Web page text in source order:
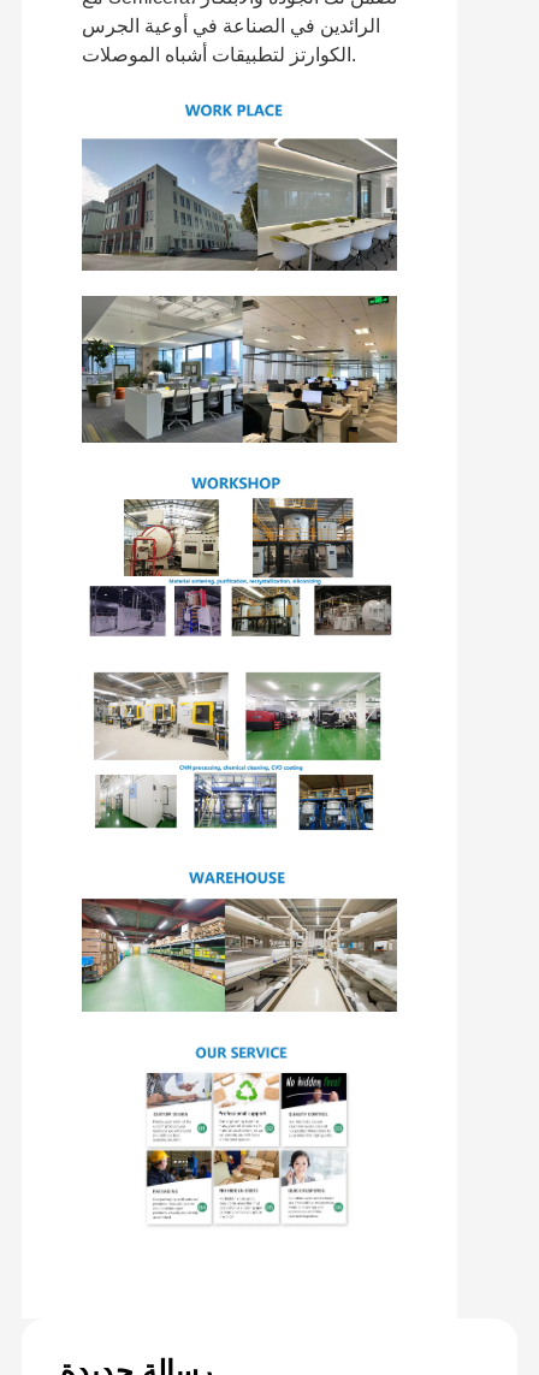
الرائدين في الصناعة في أوعية الجرس
الكوارتز لتطبيقات أشباه الموصلات.